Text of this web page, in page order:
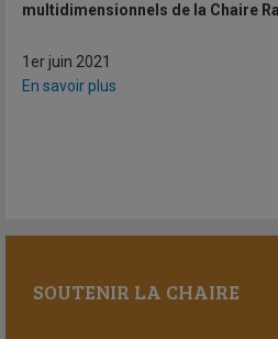
multidimensionnels de la Chaire
1er juin 2021
En savoir plus
SOUTENIR LA CHAIRE